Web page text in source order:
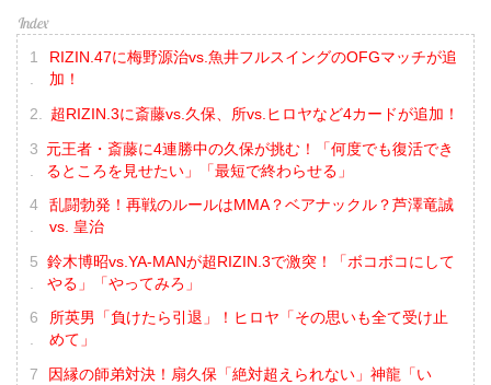
RIZIN.47に梅野源治vs.魚井フルスイングのOFGマッチが追
加！
超RIZIN.3に斎藤vs.久保、所vs.ヒロヤなど4カードが追加！
元王者・斎藤に4連勝中の久保が挑む！「何度でも復活でき
るところを見せたい」「最短で終わらせる」
乱闘勃発！再戦のルールはMMA？ベアナックル？芦澤竜誠
vs. 皇治
鈴木博昭vs.YA-MANが超RIZIN.3で激突！「ボコボコにして
やる」「やってみろ」
所英男「負けたら引退」！ヒロヤ「その思いも全て受け止
めて」
因縁の師弟対決！扇久保「絶対超えられない」神龍「い